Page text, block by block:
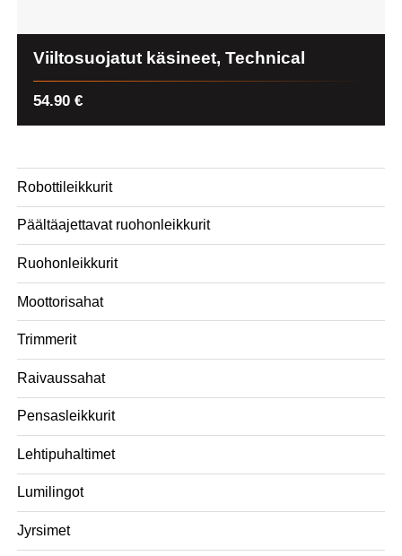
Robottileikkurit
Päältäajettavat ruohonleikkurit
Ruohonleikkurit
Moottorisahat
Trimmerit
Raivaussahat
Pensasleikkurit
Lehtipuhaltimet
Lumilingot
Jyrsimet
Viiltosuojatut käsineet, Technical
54.90 €